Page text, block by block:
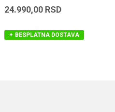
24.990,00 RSD
BESPLATNA DOSTAVA